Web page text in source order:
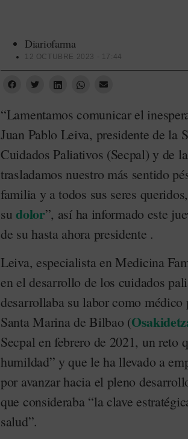
Diariofarma
12 OCTUBRE 2023 - 17:44
“Lamentamos comunicar el
Juan Pablo Leiva, presidente de la
Cuidados Paliativos (Secpal) y de
trasladamos nuestro más sentido
familia y a todos sus seres
sudolor”, así ha informado este
de su hasta ahora presidente .
Leiva, especialista en Medicina
en el desarrollo de los cuidados
desarrollaba su labor como
Santa Marina de Bilbao (
Secpal en febrero de 2021, un reto
humildad” y que le ha llevado a
por avanzar hacia el pleno
que consideraba “la clave
salud”.